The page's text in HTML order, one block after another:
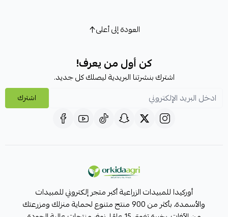
العودة إلى أعلى
كن أول من يعرف!
اشترك بنشرتنا البريدية ليصلك كل جديد.
اشترك
أوركيدا للمبيدات الزراعية أكبر متجر إلكتروني للمبيدات
والأسمدة، بأكثر من 900 منتج متنوع لحماية منزلك ومزرعتك